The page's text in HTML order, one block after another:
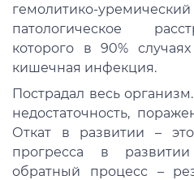
гемолитико-
патологическое
которого в 90%
кишечная инфекция.
Пострадал весь
недостаточность,
Откат в развитии –
прогресса в
обратный процесс –